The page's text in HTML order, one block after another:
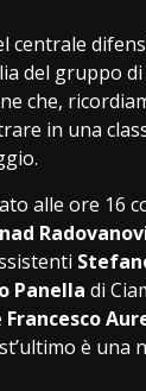
centrale
del gruppo
che,
in una
alle ore 16
Panella di
Francesco
è una